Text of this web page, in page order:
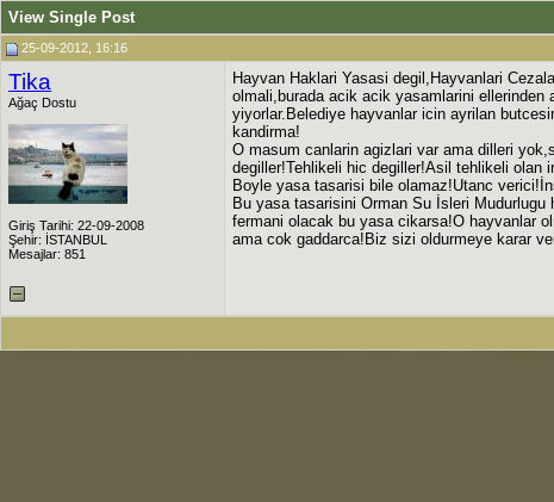
View Single Post
25-09-2012, 16:16
Tika
Ağaç Dostu
Giriş Tarihi: 22-09-2008
Şehir: İSTANBUL
Mesajlar: 851
Hayvan Haklari Yasasi degil,Hayvanlari
olmali,burada acik acik yasamlarini
yiyorlar.Belediye hayvanlar icin ayrilan
kandirma!
O masum canlarin agizlari var ama dilleri
degiller!Tehlikeli hic degiller!Asil tehlikeli olan
Boyle yasa tasarisi bile olamaz!Utanc
Bu yasa tasarisini Orman Su İsleri
fermani olacak bu yasa cikarsa!O hayvanlar
ama cok gaddarca!Biz sizi oldurmeye karar